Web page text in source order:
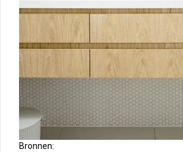
Bronnen: